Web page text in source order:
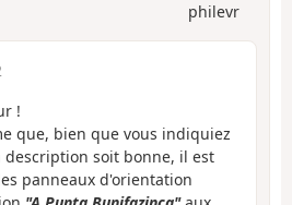
philevr
!
que, bien que vous indiquiez
soit bonne, il est
panneaux d'orientation